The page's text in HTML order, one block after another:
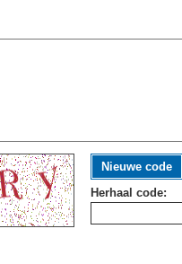
Nieuwe code
Herhaal code: